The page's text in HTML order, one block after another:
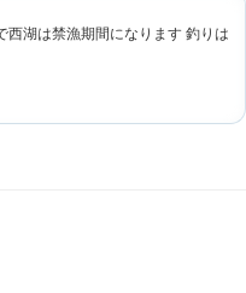
湖は禁漁期間になります 釣りは